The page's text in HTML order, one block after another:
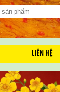
LIÊN HỆ